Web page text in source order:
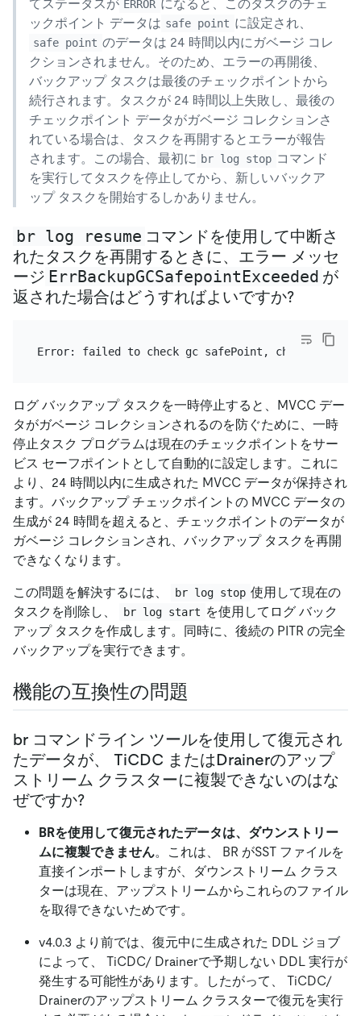
てステータスが ERROR になると、このタスクのチェ
ックポイント データは safe point に設定され、
safe point のデータは 24 時間以内にガベージ コレ
クションされません。そのため、エラーの再開後、
バックアップ タスクは最後のチェックポイントから
続行されます。タスクが 24 時間以上失敗し、最後の
チェックポイント データがガベージ コレクションさ
れている場合は、タスクを再開するとエラーが報告
されます。この場合、最初に br log stop コマンド
を実行してタスクを停止してから、新しいバックア
ップ タスクを開始するしかありません。
br log resume コマンドを使用して中断さ
れたタスクを再開するときに、エラー メッセ
ージ ErrBackupGCSafepointExceeded が
返された場合はどうすればよいですか?
ログ バックアップ タスクを一時停止すると、MVCC デー
タがガベージ コレクションされるのを防ぐために、一時
停止タスク プログラムは現在のチェックポイントをサー
ビス セーフポイントとして自動的に設定します。これに
より、24 時間以内に生成された MVCC データが保持され
ます。バックアップ チェックポイントの MVCC データの
生成が 24 時間を超えると、チェックポイントのデータが
ガベージ コレクションされ、バックアップ タスクを再開
できなくなります。
この問題を解決するには、 br log stop 使用して現在の
タスクを削除し、
br log start を使用してログ バック
アップ タスクを作成します。同時に、後続の PITR の完全
バックアップを実行できます。
機能の互換性の問題
br コマンドライン ツールを使用して復元され
たデータが、 TiCDC またはDrainerのアップ
ストリーム クラスターに複製できないのはな
ぜですか?
BRを使用して復元されたデータは、ダウンストリー
ムに複製できません。これは、 BR がSST ファイルを
直接インポートしますが、ダウンストリーム クラス
ターは現在、アップストリームからこれらのファイル
を取得できないためです。
v4.0.3 より前では、復元中に生成された DDL ジョブ
によって、 TiCDC/ Drainerで予期しない DDL 実行が
発生する可能性があります。したがって、 TiCDC/
Drainerのアップストリーム クラスターで復元を実行